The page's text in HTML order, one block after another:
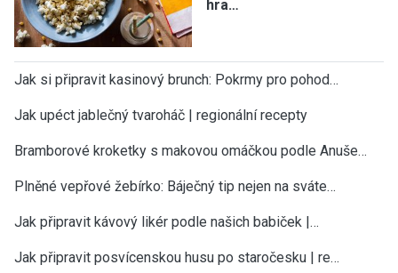
hra…
Jak si připravit kasinový brunch: Pokrmy pro pohod…
Jak upéct jablečný tvaroháč | regionální recepty
Bramborové kroketky s makovou omáčkou podle Anuše…
Plněné vepřové žebírko: Báječný tip nejen na sváte…
Jak připravit kávový likér podle našich babiček |…
Jak připravit posvícenskou husu po staročesku | re…